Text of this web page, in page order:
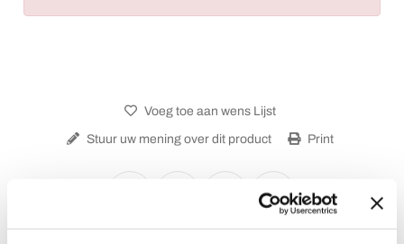
Voeg toe aan wens Lijst
Stuur uw mening over dit product Print